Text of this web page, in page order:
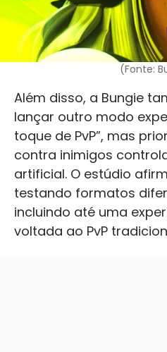
(Fonte:
Além disso, a Bungie
lançar outro modo
toque de PvP”, mas
contra inimigos
artificial. O estúdio
testando formatos
incluindo até uma
voltada ao PvP